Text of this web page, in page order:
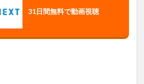
31日間無料で動画視聴